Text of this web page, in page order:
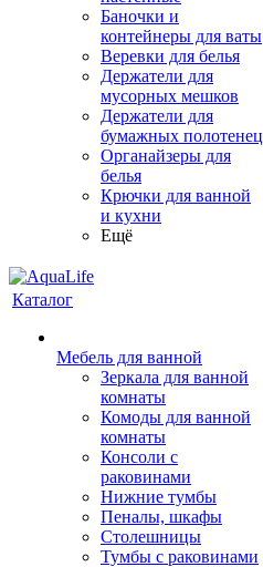
Баночки и
контейнеры для ваты
Веревки для белья
Держатели для
мусорных мешков
Держатели для
бумажных полотенец
Органайзеры для
белья
Крючки для ванной
и кухни
Ещё
Каталог
Мебель для ванной
Зеркала для ванной
комнаты
Комоды для ванной
комнаты
Консоли с
раковинами
Нижние тумбы
Пеналы, шкафы
Столешницы
Тумбы с раковинами